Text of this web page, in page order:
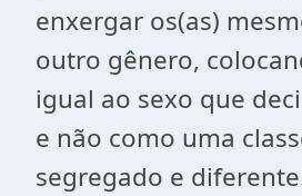
enxergar os(as)
outro gênero,
igual ao sexo que
e não como uma
segregado e